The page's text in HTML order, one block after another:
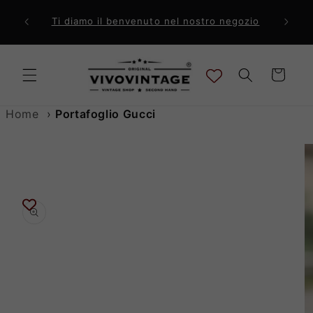
direttamente
ai contenuti
a 99€ Ti diamo il benvenuto nel nostro negozio
Carrello
Home › Portafoglio Gucci